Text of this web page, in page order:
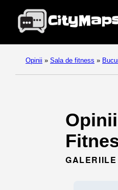
Opinii » Sala de fitness »